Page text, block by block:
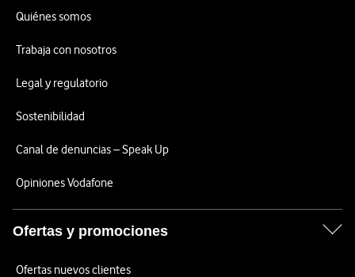
Quiénes somos
Trabaja con nosotros
Legal y regulatorio
Sostenibilidad
Canal de denuncias – Speak Up
Opiniones Vodafone
Ofertas y promociones
Ofertas nuevos clientes